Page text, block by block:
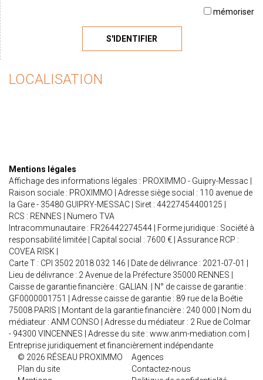
mémoriser
S'IDENTIFIER
LOCALISATION
Mentions légales
Affichage des informations légales : PROXIMMO - Guipry-Messac |
Raison sociale : PROXIMMO | Adresse siège social : 110 avenue de
la Gare - 35480 GUIPRY-MESSAC | Siret : 44227454400125 |
RCS : RENNES | Numero TVA
Intracommunautaire : FR26442274544 | Forme juridique : Société à
responsabilité limitée | Capital social : 7600 € | Assurance RCP :
COVEA RISK |
Carte T : CPI 3502 2018 032 146 | Date de délivrance : 2021-07-01 |
Lieu de délivrance : 2 Avenue de la Préfecture 35000 RENNES |
Caisse de garantie financière : GALIAN. | N° de caisse de garantie :
GF0000001751 | Adresse caisse de garantie : 89 rue de la Boétie
75008 PARIS | Montant de la garantie financière : 240 000 | Nom du
médiateur : ANM CONSO | Adresse du médiateur : 2 Rue de Colmar
- 94300 VINCENNES | Adresse du site : www.anm-mediation.com
Entreprise juridiquement et financièrement indépendante
© 2026 RÉSEAU PROXIMMO
Agences
Plan du site
Contactez-nous